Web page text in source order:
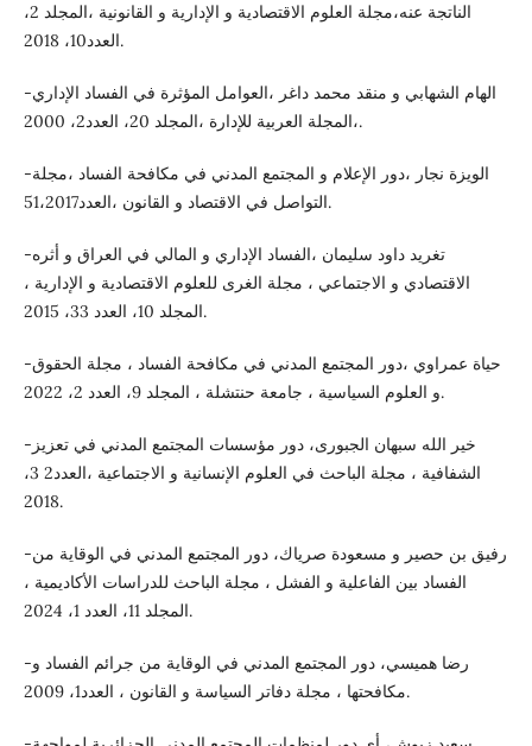
الناتجة عنه،مجلة العلوم الاقتصادية و الإدارية و القانونية ،المجلد 2،
العدد10، 2018.
-الهام الشهابي و منقد محمد داغر ،العوامل المؤثرة في الفساد الإداري
،المجلة العربية للإدارة ،المجلد 20، العدد2، 2000.
-الويزة نجار ،دور الإعلام و المجتمع المدني في مكافحة الفساد ،مجلة
التواصل في الاقتصاد و القانون ،العدد51،2017.
-تغريد داود سليمان ،الفساد الإداري و المالي في العراق و أثره
الاقتصادي و الاجتماعي ، مجلة الغرى للعلوم الاقتصادية و الإدارية ،
المجلد 10، العدد 33، 2015.
-حياة عمراوي ،دور المجتمع المدني في مكافحة الفساد ، مجلة الحقوق
و العلوم السياسية ، جامعة حنتشلة ، المجلد 9، العدد 2، 2022.
-خير الله سبهان الجبورى، دور مؤسسات المجتمع المدني في تعزيز
الشفافية ، مجلة الباحث في العلوم الإنسانية و الاجتماعية ،العدد2 3،
2018.
-رفيق بن حصير و مسعودة صرياك، دور المجتمع المدني في الوقاية من
الفساد بين الفاعلية و الفشل ، مجلة الباحث للدراسات الأكاديمية ،
المجلد 11، العدد 1، 2024.
-رضا هميسي، دور المجتمع المدني في الوقاية من جرائم الفساد و
مكافحتها ، مجلة دفاتر السياسة و القانون ، العدد1، 2009.